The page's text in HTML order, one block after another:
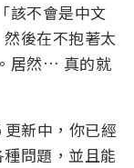
該不會是中文
後在不抱著太
居然… 真的就
新中，你已經
問題，並且能